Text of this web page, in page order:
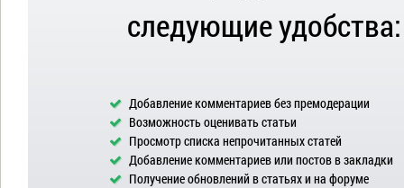
следующие удобства:
Добавление комментариев без премодерации
Возможность оценивать статьи
Просмотр списка непрочитанных статей
Добавление комментариев или постов в закладки
Получение обновлений в статьях и на форуме